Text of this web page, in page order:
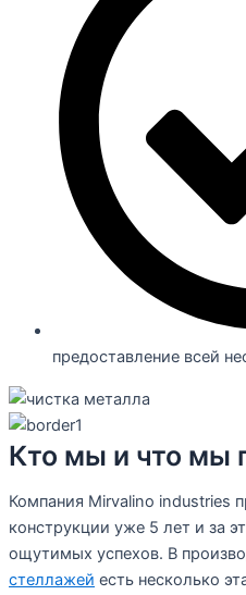
предоставление всей
Кто мы и что мы
Компания Mirvalino industries
конструкции уже 5 лет и за
ощутимых успехов. В
стеллажей есть несколько